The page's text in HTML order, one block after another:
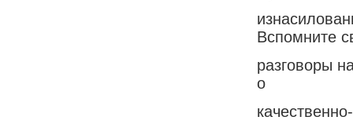
Вспомните
разговоры
о